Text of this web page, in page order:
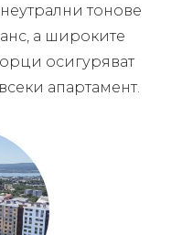
тонове
а широките
осигуряват
апартамент.